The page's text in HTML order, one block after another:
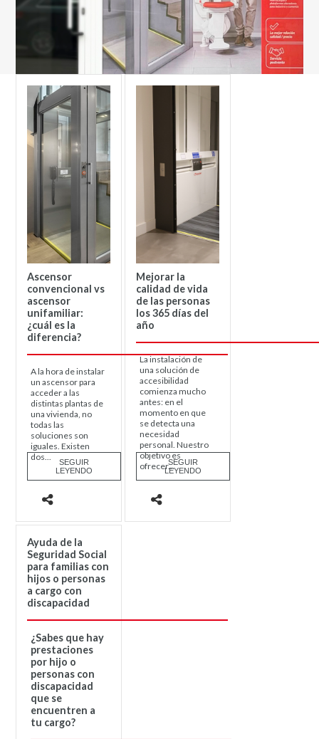
Ascensor
convencional vs
ascensor
unifamiliar:
¿cuál es la
diferencia?
A la hora de instalar
un ascensor para
acceder a las
distintas plantas de
una vivienda, no
todas las
soluciones son
iguales. Existen
dos...
SEGUIR
LEYENDO
Mejorar la
calidad de vida
de las personas
los 365 días del
año
La instalación de
una solución de
accesibilidad
comienza mucho
antes: en el
momento en que
se detecta una
necesidad
personal. Nuestro
objetivo es
ofrecer...SEGUIR
LEYENDO
Ayuda de la
Seguridad Social
para familias con
hijos o personas
a cargo con
discapacidad
¿Sabes que hay
prestaciones
por hijo o
personas con
discapacidad
que se
encuentren a
tu cargo?